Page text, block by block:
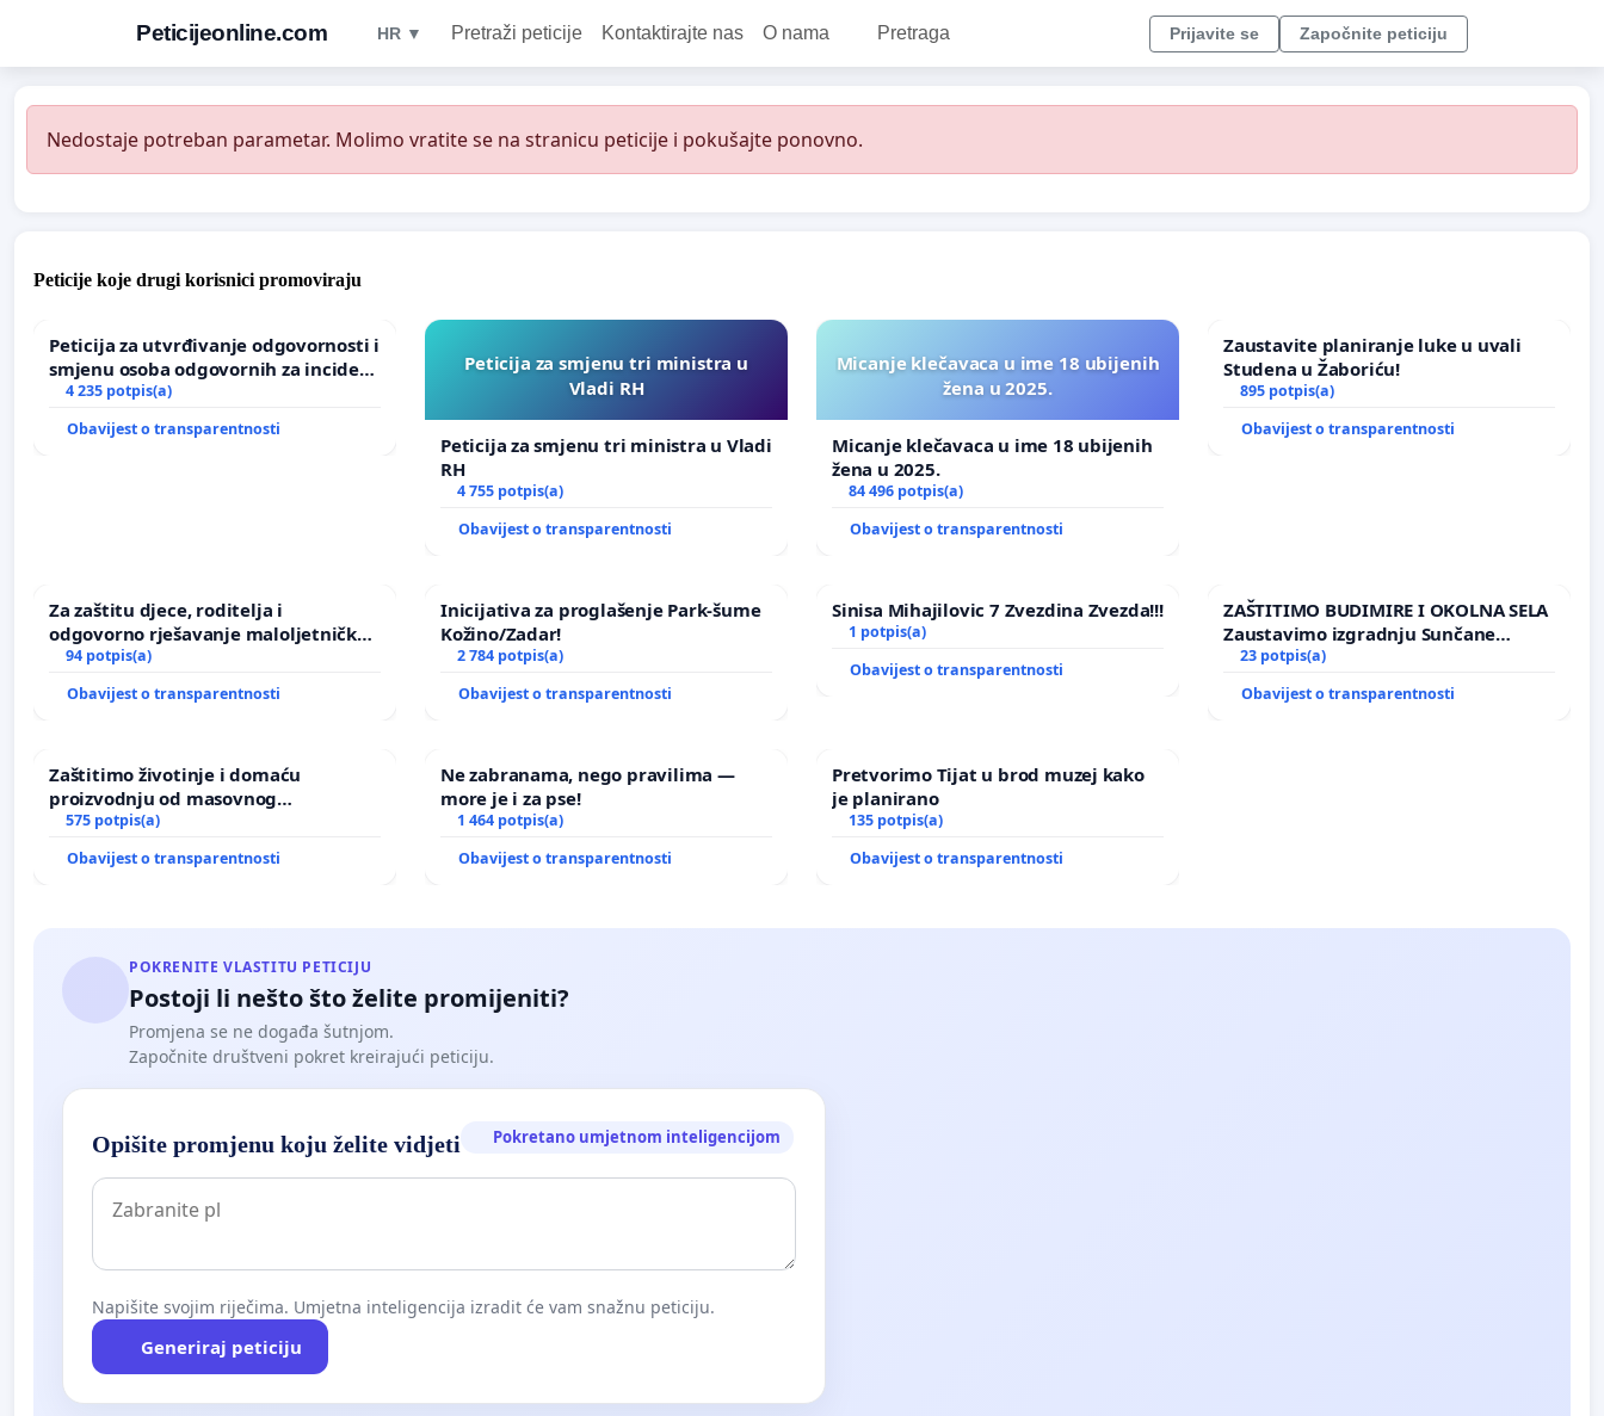
Peticijeonline.com HR ▼ Pretraži peticije Kontaktirajte nas O nama Pretraga Prijavite se Započnite peticiju
Nedostaje potreban parametar. Molimo vratite se na stranicu peticije i pokušajte ponovno.
Peticije koje drugi korisnici promoviraju
Peticija za utvrđivanje odgovornosti i
smjenu osoba odgovornih za incident
u Zoološkom vrtu Grada Zagreba
4 235 potpis(a)
Obavijest o transparentnosti
Peticija za smjenu tri ministra u
Vladi RH
Peticija za smjenu tri ministra u Vladi
RH
4 755 potpis(a)
Obavijest o transparentnosti
Micanje klečavaca u ime 18 ubijenih
žena u 2025.
Micanje klečavaca u ime 18 ubijenih
žena u 2025.
84 496 potpis(a)
Obavijest o transparentnosti
Zaustavite planiranje luke u uvali
Studena u Žaboriću!
895 potpis(a)
Obavijest o transparentnosti
Za zaštitu djece, roditelja i
odgovorno rješavanje maloljetničkog
nasilja
94 potpis(a)
Obavijest o transparentnosti
Inicijativa za proglašenje Park-šume
Kožino/Zadar!
2 784 potpis(a)
Obavijest o transparentnosti
Sinisa Mihajilovic 7 Zvezdina Zvezda!!!
1 potpis(a)
Obavijest o transparentnosti
ZAŠTITIMO BUDIMIRE I OKOLNA SELA
Zaustavimo izgradnju Sunčane
elektrane Vedrine na području
Ugljana
23 potpis(a)
Obavijest o transparentnosti
Zaštitimo životinje i domaću
proizvodnju od masovnog
uništavanja zbog afričke svinjske
kuge
575 potpis(a)
Obavijest o transparentnosti
Ne zabranama, nego pravilima —
more je i za pse!
1 464 potpis(a)
Obavijest o transparentnosti
Pretvorimo Tijat u brod muzej kako
je planirano
135 potpis(a)
Obavijest o transparentnosti
POKRENITE VLASTITU PETICIJU
Postoji li nešto što želite promijeniti?
Promjena se ne događa šutnjom.
Započnite društveni pokret kreirajući peticiju.
Opišite promjenu koju želite vidjeti Pokretano umjetnom inteligencijom
Napišite svojim riječima. Umjetna inteligencija izradit će vam snažnu peticiju.
Generiraj peticiju